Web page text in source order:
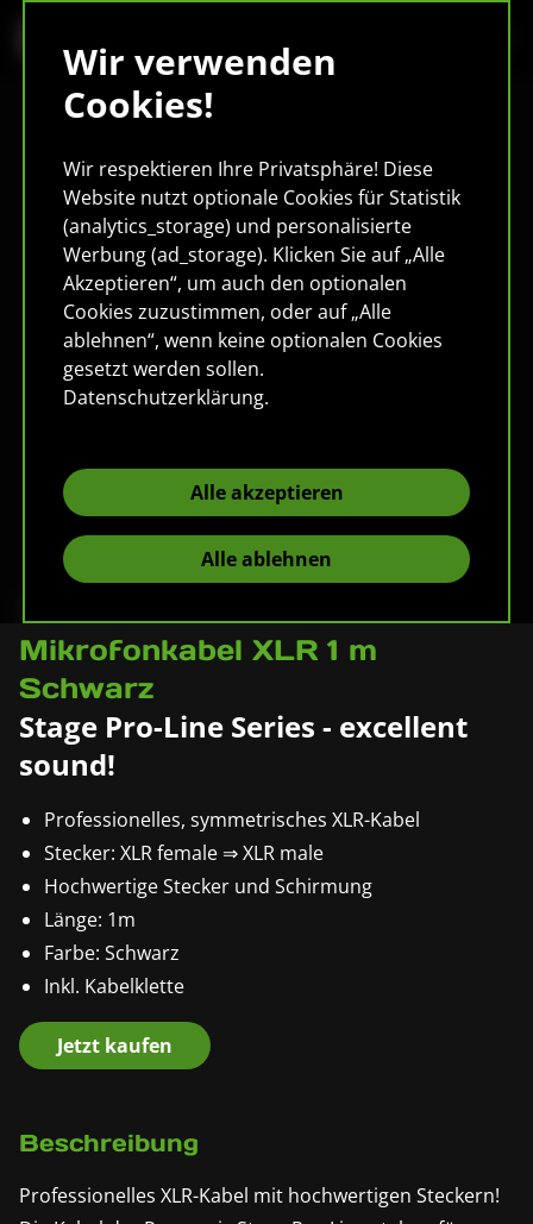
Wir verwenden
Cookies!
Wir respektieren Ihre Privatsphäre! Diese
Website nutzt optionale Cookies für Statistik
(analytics_storage) und personalisierte
Werbung (ad_storage). Klicken Sie auf „Alle
Akzeptieren“, um auch den optionalen
Cookies zuzustimmen, oder auf „Alle
ablehnen“, wenn keine optionalen Cookies
gesetzt werden sollen.
Datenschutzerklärung.
Alle akzeptieren
Alle ablehnen
Pronomic XFXM-1
Mikrofonkabel XLR 1 m
Schwarz
Stage Pro-Line Series - excellent
sound!
Professionelles, symmetrisches XLR-Kabel
Stecker: XLR female ⇒ XLR male
Hochwertige Stecker und Schirmung
Länge: 1m
Farbe: Schwarz
Inkl. Kabelklette
Jetzt kaufen
Beschreibung
Professionelles XLR-Kabel mit hochwertigen Steckern!